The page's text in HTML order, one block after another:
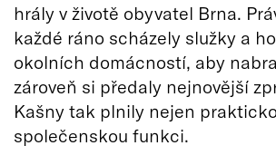
hrály v životě obyvatel Brna.
každé ráno scházely služky a
okolních domácností, aby
zároveň si předaly nejnovější
Kašny tak plnily nejen
společenskou funkci.